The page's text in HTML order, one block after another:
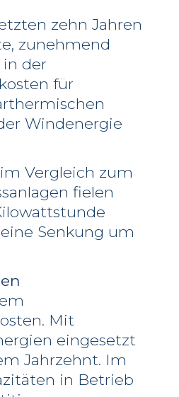
zehn Jahren
zunehmend
der
für
Windenergie
Vergleich zum
fielen
Senkung um
Mit
eingesetzt
Jahrzehnt. Im
in Betrieb